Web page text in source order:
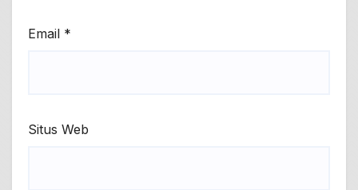
Email *
Situs Web